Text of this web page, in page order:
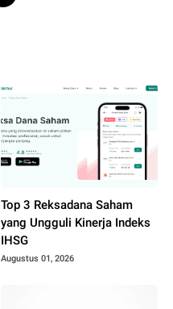
Top 3 Reksadana Saham
yang Ungguli Kinerja Indeks
IHSG
Augustus 01, 2026